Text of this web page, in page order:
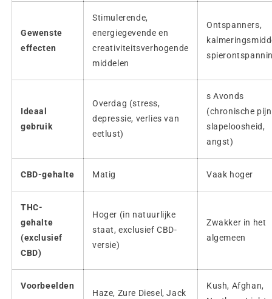
Gewenste
effecten
Stimulerende,
energiegevende en
creativiteitsverhogende
middelen
Ontspanners,
Ideaal
gebruik
Overdag (stress,
depressie, verlies van
eetlust)
s Avonds
(chronische
slapeloosheid,
angst)
CBD-gehalte Matig Vaak hoger
THC-
gehalte
(exclusief
CBD)
Hoger (in natuurlijke
staat, exclusief CBD-
versie)
Zwakker in het
algemeen
Voorbeelden
Haze, Zure Diesel, Jack
Kush, Afghan,